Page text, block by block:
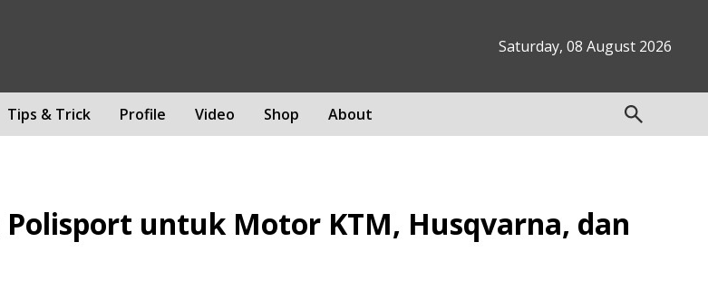
Saturday, 08 August 2026
Tips & Trick Profile Video Shop About
untuk Motor KTM, Husqvarna, dan